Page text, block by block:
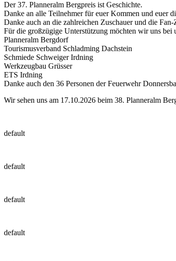
Der 37. Planneralm Bergpreis ist Geschichte.
Danke an alle Teilnehmer für euer Kommen und euer
Danke auch an die zahlreichen Zuschauer und die
Für die großzügige Unterstützung möchten wir uns bei
Planneralm Bergdorf
Tourismusverband Schladming Dachstein
Schmiede Schweiger Irdning
Werkzeugbau Grüsser
ETS Irdning
Danke auch den 36 Personen der Feuerwehr
Wir sehen uns am 17.10.2026 beim 38. Planneralm
default
default
default
default